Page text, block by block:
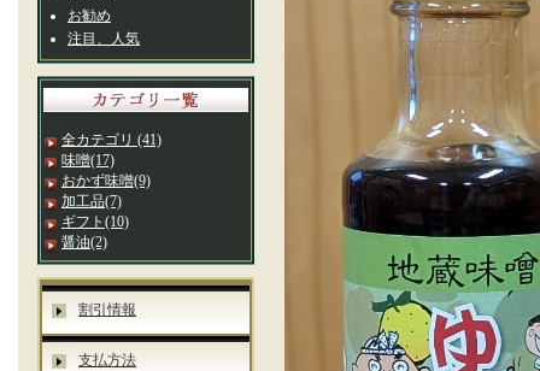
お勧め
注目、人気
全カテゴリ (41)
味噌(17)
おかず味噌(9)
加工品(7)
ギフト (10)
醤油(2)
割引情報
支払方法